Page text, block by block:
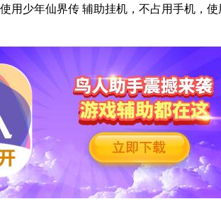
少年仙界传 辅助挂机，不占用手机，